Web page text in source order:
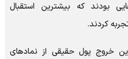
بودند که بیشترین استقبال
کردند.
خروج پول حقیقی از نمادهای